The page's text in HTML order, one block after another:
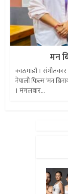
मन
काठमाडौं ।
नेपाली फिल्म ‘मन
। मंगलबार...